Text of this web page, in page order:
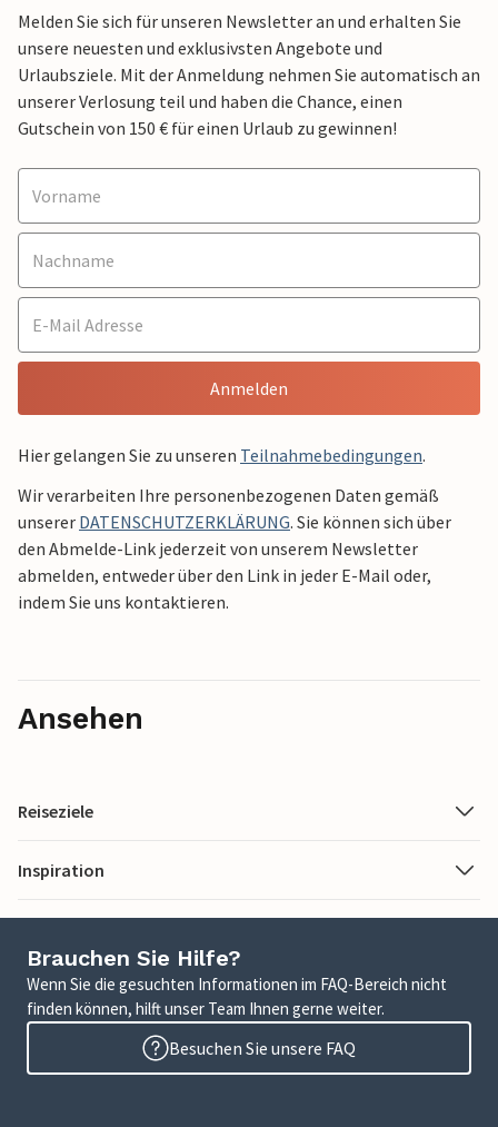
Melden Sie sich für unseren Newsletter an und erhalten Sie
unsere neuesten und exklusivsten Angebote und
Urlaubsziele. Mit der Anmeldung nehmen Sie automatisch an
unserer Verlosung teil und haben die Chance, einen
Gutschein von 150 € für einen Urlaub zu gewinnen!
Anmelden
Hier gelangen Sie zu unseren Teilnahmebedingungen.
Wir verarbeiten Ihre personenbezogenen Daten gemäß
unserer DATENSCHUTZERKLÄRUNG. Sie können sich über
den Abmelde-Link jederzeit von unserem Newsletter
abmelden, entweder über den Link in jeder E-Mail oder,
indem Sie uns kontaktieren.
Ansehen
Reiseziele
Inspiration
Brauchen Sie Hilfe?
Wenn Sie die gesuchten Informationen im FAQ-Bereich nicht
finden können, hilft unser Team Ihnen gerne weiter.
Besuchen Sie unsere FAQ